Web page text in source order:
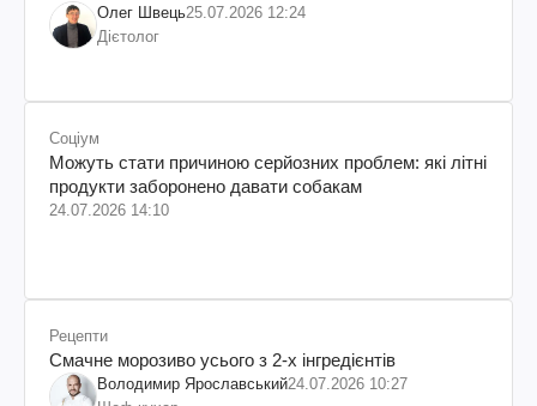
Олег Швець25.07.2026 12:24
Дієтолог
Соціум
Можуть стати причиною серйозних проблем: які літні
продукти заборонено давати собакам
24.07.2026 14:10
Рецепти
Смачне морозиво усього з 2-х інгредієнтів
Володимир Ярославський24.07.2026 10:27